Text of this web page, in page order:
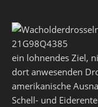
ein lohnendes Ziel,
dort anwesenden
amerikanische
Schell- und